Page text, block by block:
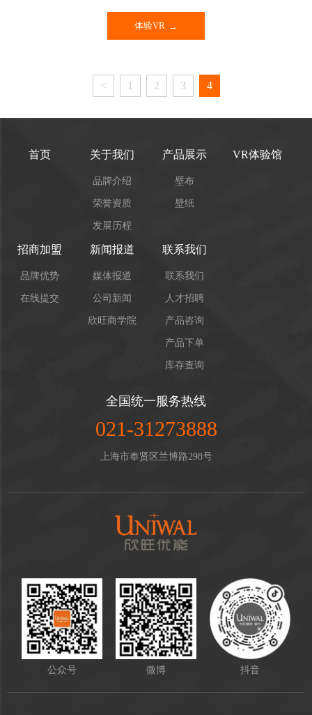
体验VR
< 1 2 3 4
首页 关于我们
品牌介绍
荣誉资质
发展历程
产品展示
壁布
壁纸
VR体验馆
招商加盟
品牌优势
在线提交
新闻报道
媒体报道
公司新闻
欣旺商学院
联系我们
联系我们
人才招聘
产品咨询
产品下单
库存查询
全国统一服务热线
021-31273888
上海市奉贤区兰博路298号
公众号 微博 抖音